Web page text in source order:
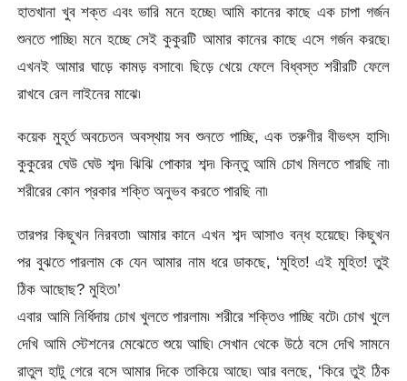
হাতখানা খুব শক্ত এবং ভারি মনে হচ্ছে৷ আমি কানের কাছে এক চাপা গর্জন
শুনতে পাচ্ছি৷ মনে হচ্ছে সেই কুকুরটি আমার কানের কাছে এসে গর্জন করছে৷
এখনই আমার ঘাড়ে কামড় বসাবে৷ ছিড়ে খেয়ে ফেলে বিধ্বস্ত শরীরটি ফেলে
রাখবে রেল লাইনের মাঝে৷
কয়েক মুহূর্ত অবচেতন অবস্থায় সব শুনতে পাচ্ছি, এক তরুণীর বীভৎস হাসি৷
কুকুরের ঘেউ ঘেউ শব্দ৷ ঝিঝি পোকার শব্দ৷ কিন্তু আমি চোখ মিলতে পারছি না৷
শরীরের কোন প্রকার শক্তি অনুভব করতে পারছি না৷
তারপর কিছুখন নিরবতা৷ আমার কানে এখন শব্দ আসাও বন্ধ হয়েছে৷ কিছুখন
পর বুঝতে পারলাম কে যেন আমার নাম ধরে ডাকছে, ‘মুহিত! এই মুহিত! তুই
ঠিক আছোছ? মুহিত৷’
এবার আমি নির্ধিদায় চোখ খুলতে পারলাম৷ শরীরে শক্তিও পাচ্ছি বটে৷ চোখ খুলে
দেখি আমি স্টেশনের মেঝেতে শুয়ে আছি৷ সেখান থেকে উঠে বসে দেখি সামনে
রাতুল হাটু গেরে বসে আমার দিকে তাকিয়ে আছে৷ আর বলছে, ‘কিরে তুই ঠিক